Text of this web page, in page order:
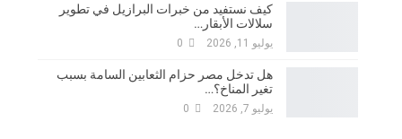
كيف نستفيد من خبرات البرازيل في تطوير
سلالات الأبقار…
يوليو 11, 2026
هل تدخل مصر حزام الثعابين السامة بسبب
تغير المناخ؟…
يوليو 7, 2026